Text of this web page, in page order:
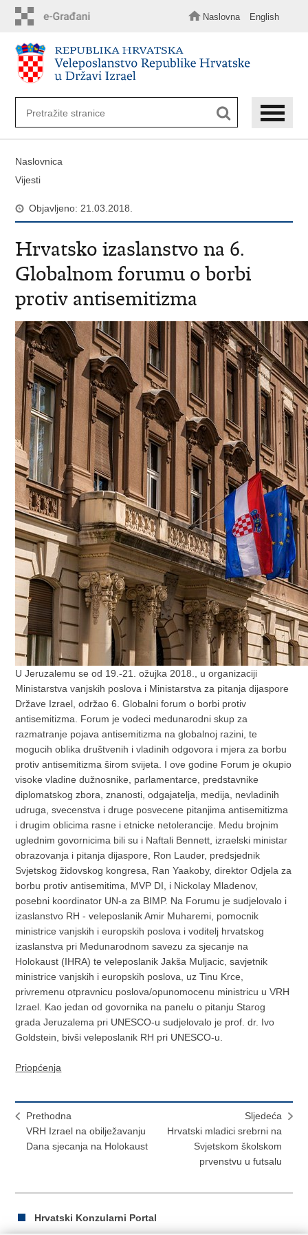
sadržaj
Naslovna English
Naslovnica
Vijesti
Objavljeno: 21.03.2018.
Hrvatsko izaslanstvo na 6.
Globalnom forumu o borbi
protiv antisemitizma
U Jeruzalemu se od 19.-21. ožujka 2018., u organizaciji
Ministarstva vanjskih poslova i Ministarstva za pitanja dijaspore
Države Izrael, održao 6. Globalni forum o borbi protiv
antisemitizma. Forum je vodeci medunarodni skup za
razmatranje pojava antisemitizma na globalnoj razini, te
mogucih oblika društvenih i vladinih odgovora i mjera za borbu
protiv antisemitizma širom svijeta. I ove godine Forum je okupio
visoke vladine dužnosnike, parlamentarce, predstavnike
diplomatskog zbora, znanosti, odgajatelja, medija, nevladinih
udruga, svecenstva i druge posvecene pitanjima antisemitizma
i drugim oblicima rasne i etnicke netolerancije. Medu brojnim
uglednim govornicima bili su i Naftali Bennett, izraelski ministar
obrazovanja i pitanja dijaspore, Ron Lauder, predsjednik
Svjetskog židovskog kongresa, Ran Yaakoby, direktor Odjela za
borbu protiv antisemitima, MVP DI, i Nickolay Mladenov,
posebni koordinator UN-a za BIMP. Na Forumu je sudjelovalo i
izaslanstvo RH - veleposlanik Amir Muharemi, pomocnik
ministrice vanjskih i europskih poslova i voditelj hrvatskog
izaslanstva pri Medunarodnom savezu za sjecanje na
Holokaust (IHRA) te veleposlanik Jakša Muljacic, savjetnik
ministrice vanjskih i europskih poslova, uz Tinu Krce,
privremenu otpravnicu poslova/opunomocenu ministricu u VRH
Izrael. Kao jedan od govornika na panelu o pitanju Starog
grada Jeruzalema pri UNESCO-u sudjelovalo je prof. dr. Ivo
Goldstein, bivši veleposlanik RH pri UNESCO-u.
Priopćenja
Prethodna
VRH Izrael na obilježavanju
Dana sjecanja na Holokaust
Sljedeća
Hrvatski mladici srebrni na
Svjetskom školskom
prvenstvu u futsalu
Hrvatski Konzularni Portal